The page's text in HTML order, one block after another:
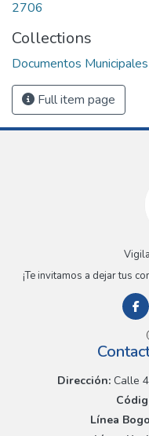
2706
Collections
Documentos Municipales
Full item page
¡Te invitamos a dejar tus
Dirección:Calle
Línea